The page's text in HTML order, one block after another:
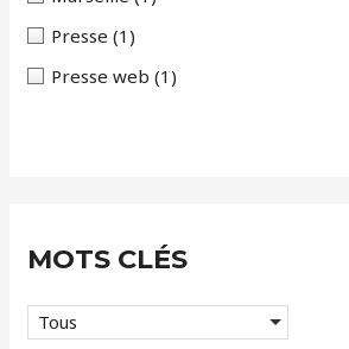
Presse(1)
Presse web(1)
MOTS CLÉS
Tous